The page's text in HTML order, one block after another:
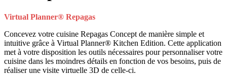
Virtual Planner® Repagas
Concevez votre cuisine Repagas Concept de manière simple et
intuitive grâce à Virtual Planner® Kitchen Edition. Cette application
met à votre disposition les outils nécessaires pour personnaliser votre
cuisine dans les moindres détails en fonction de vos besoins, puis de
réaliser une visite virtuelle 3D de celle-ci.